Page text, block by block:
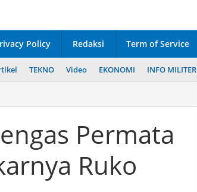
Policy Redaksi Term of Service
TEKNO Video EKONOMI INFO MILITER
Permata
Ruko